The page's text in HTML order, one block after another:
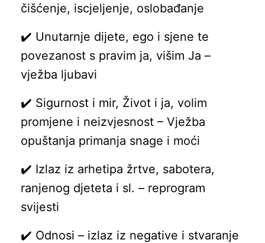
čišćenje, iscjeljenje, oslobađanje
✔️ Unutarnje dijete, ego i sjene te
povezanost s pravim ja, višim Ja –
vježba ljubavi
✔️ Sigurnost i mir, Život i ja, volim
promjene i neizvjesnost – Vježba
opuštanja primanja snage i moći
✔️ Izlaz iz arhetipa žrtve, sabotera,
ranjenog djeteta i sl. – reprogram
svijesti
✔️ Odnosi – izlaz iz negative i stvaranje